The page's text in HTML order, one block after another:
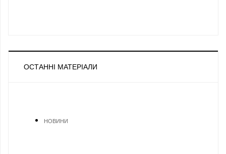
ОСТАННІ МАТЕРІАЛИ
НОВИНИ